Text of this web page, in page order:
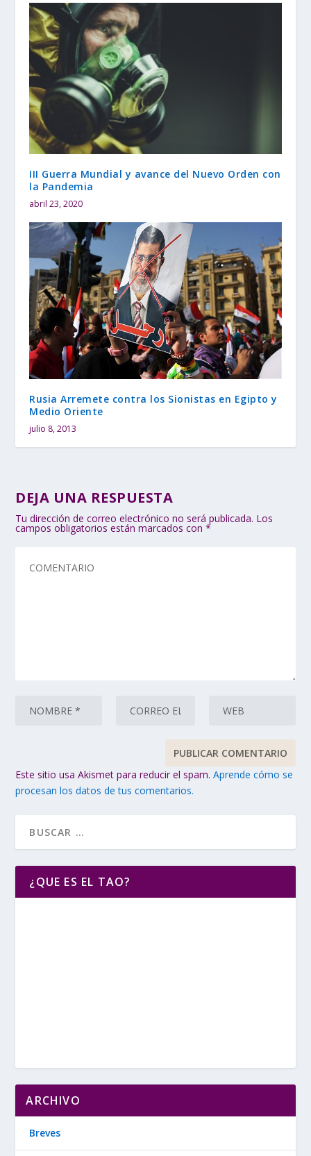
III Guerra Mundial y avance del Nuevo Orden con
la Pandemia
abril 23, 2020
Rusia Arremete contra los Sionistas en Egipto y
Medio Oriente
julio 8, 2013
DEJA UNA RESPUESTA
Tu dirección de correo electrónico no será publicada. Los
campos obligatorios están marcados con*
Este sitio usa Akismet para reducir el spam.Aprende cómo se
procesan los datos de tus comentarios.
¿QUE ES EL TAO?
ARCHIVO
Breves